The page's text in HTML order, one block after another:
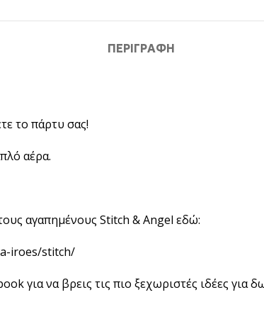
ΠΕΡΙΓΡΑΦΉ
το πάρτυ σας!
αέρα.
αγαπημένους Stitch & Angel εδώ:
iroes/stitch/
για να βρεις τις πιο ξεχωριστές ιδέες για